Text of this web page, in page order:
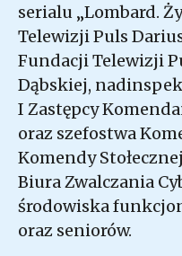
serialu „Lombard.
Telewizji Puls
Fundacji Telewizji
Dąbskiej,
I Zastępcy
oraz szefostwa
Komendy
Biura Zwalczania
środowiska
oraz seniorów.